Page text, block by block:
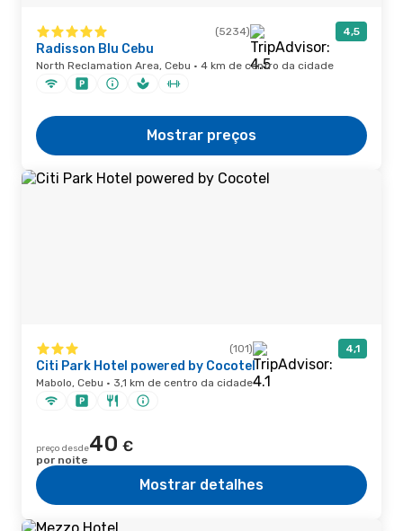
(5234) 4,5
Radisson Blu Cebu
North Reclamation Area, Cebu · 4 km de centro da cidade
Mostrar preços
(101) 4,1
Citi Park Hotel powered by Cocotel
Mabolo, Cebu · 3,1 km de centro da cidade
preço desde40 €
por noite
Mostrar detalhes